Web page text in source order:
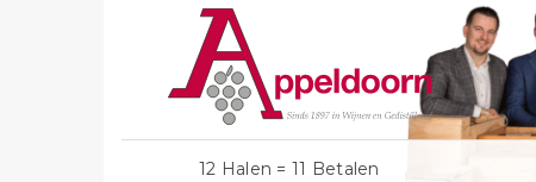
12 Halen = 11 Betalen